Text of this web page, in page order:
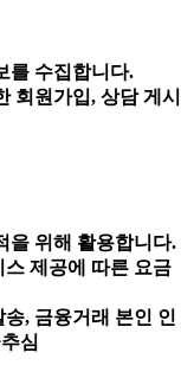
를 수집합니다.
원가입, 상담 게시
을 위해 활용합니다.
제공에 따른 요금
, 금융거래 본인 인
심